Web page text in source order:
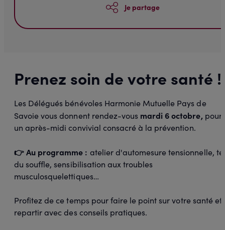
Je partage
Prenez soin de votre santé !
Les Délégués bénévoles Harmonie Mutuelle Pays de
Savoie vous donnent rendez-vous mardi 6 octobre, pour
un après-midi convivial consacré à la prévention.
👉 Au programme : atelier d'automesure tensionnelle,
du souffle, sensibilisation aux troubles
musculosquelettiques…
Profitez de ce temps pour faire le point sur votre santé et
repartir avec des conseils pratiques.